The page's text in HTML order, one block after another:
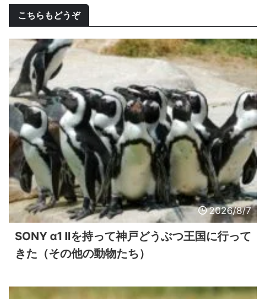
こちらもどうぞ
2026/8/7
SONY α1 IIを持って神戸どうぶつ王国に行って
きた（その他の動物たち）